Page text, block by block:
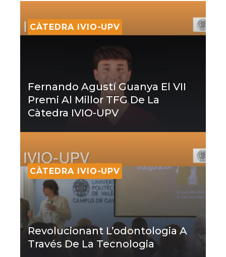
CÀTEDRA IVIO-UPV
Fernando Agustí Guanya El VII
Premi Al Millor TFG De La
Càtedra IVIO-UPV
CÀTEDRA IVIO-UPV
Revolucionant L’odontologia A
Través De La Tecnologia